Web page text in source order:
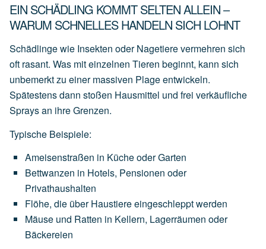
EIN SCHÄDLING KOMMT SELTEN ALLEIN –
WARUM SCHNELLES HANDELN SICH LOHNT
Schädlinge wie Insekten oder Nagetiere vermehren sich
oft rasant. Was mit einzelnen Tieren beginnt, kann sich
unbemerkt zu einer massiven Plage entwickeln.
Spätestens dann stoßen Hausmittel und frei verkäufliche
Sprays an ihre Grenzen.
Typische Beispiele:
Ameisenstraßen in KücheoderGarten
Bettwanzen in Hotels, Pensionen oder
Privathaushalten
Flöhe, die über Haustiereeingeschlepptwerden
Mäuse und Ratten in Kellern, Lagerräumen oder
Bäckereien